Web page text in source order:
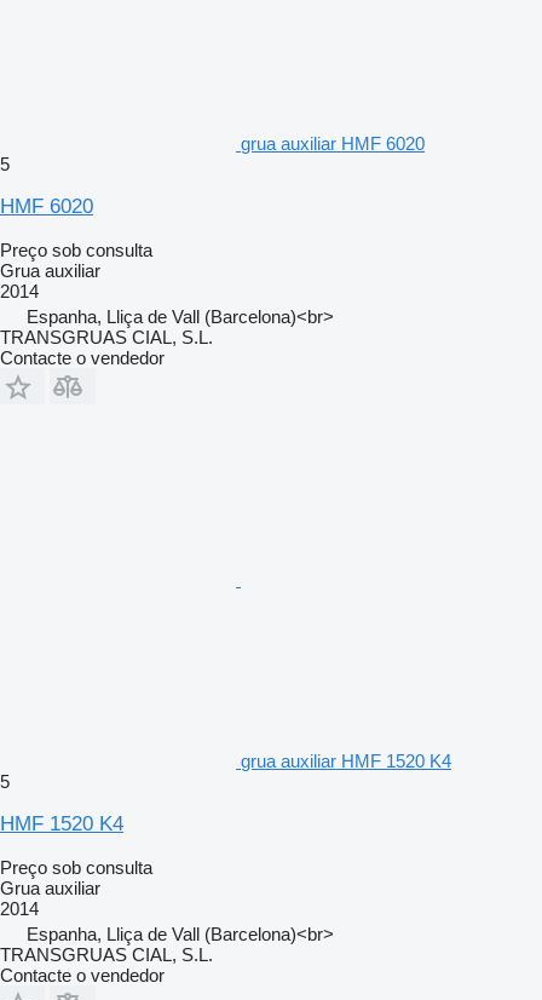
grua auxiliar HMF 6020
5
HMF 6020
Preço sob consulta
Grua auxiliar
2014
Espanha, Lliça de Vall (Barcelona)<br>
TRANSGRUAS CIAL, S.L.
Contacte o vendedor
grua auxiliar HMF 1520 K4
5
HMF 1520 K4
Preço sob consulta
Grua auxiliar
2014
Espanha, Lliça de Vall (Barcelona)<br>
TRANSGRUAS CIAL, S.L.
Contacte o vendedor